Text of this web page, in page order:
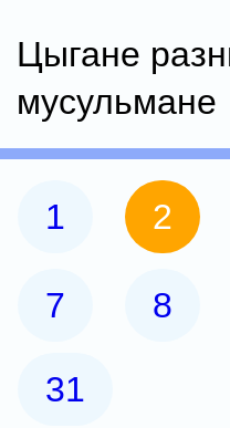
Цыгане
мусульмане
1 2
7 8
31